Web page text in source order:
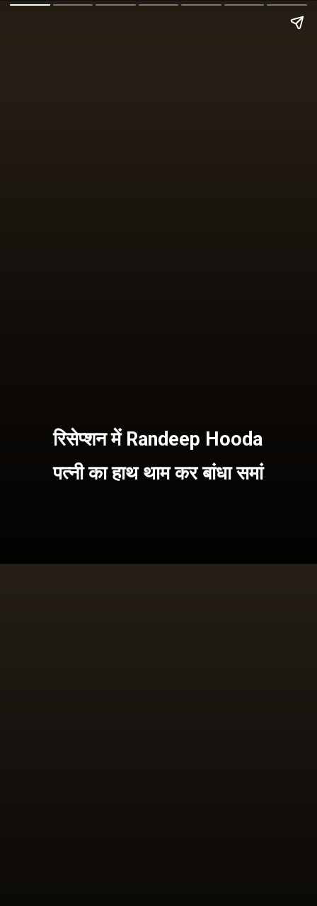
रिसेप्शन में Randeep Hooda
पत्नी का हाथ थाम कर बांधा समां